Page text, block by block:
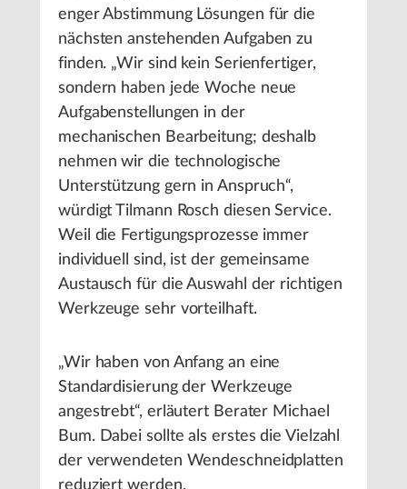
enger Abstimmung Lösungen für die
nächsten anstehenden Aufgaben zu
finden. „Wir sind kein Serienfertiger,
sondern haben jede Woche neue
Aufgabenstellungen in der
mechanischen Bearbeitung; deshalb
nehmen wir die technologische
Unterstützung gern in Anspruch“,
würdigt Tilmann Rosch diesen Service.
Weil die Fertigungsprozesse immer
individuell sind, ist der gemeinsame
Austausch für die Auswahl der richtigen
Werkzeuge sehr vorteilhaft.
„Wir haben von Anfang an eine
Standardisierung der Werkzeuge
angestrebt“, erläutert Berater Michael
Bum. Dabei sollte als erstes die Vielzahl
der verwendeten Wendeschneidplatten
reduziert werden.